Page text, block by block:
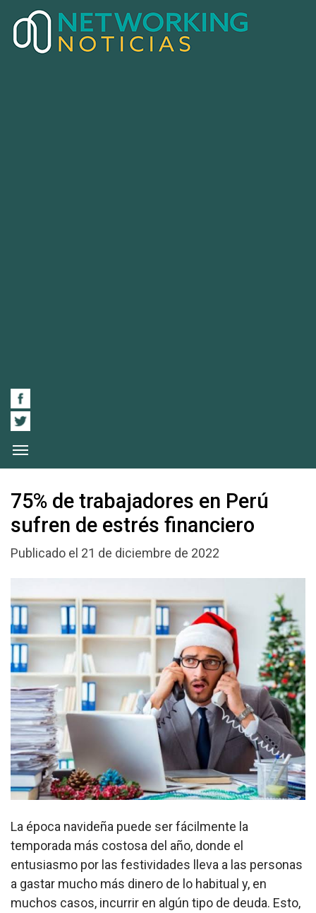
75% de trabajadores en Perú
sufren de estrés financiero
Publicado el 21 de diciembre de 2022
La época navideña puede ser fácilmente la
temporada más costosa del año, donde el
entusiasmo por las festividades lleva a las personas
a gastar mucho más dinero de lo habitual y, en
muchos casos, incurrir en algún tipo de deuda. Esto,